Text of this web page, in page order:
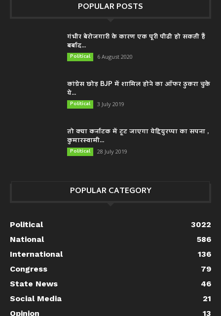
POPULAR POSTS
गंभीर बेरोजगारी के कारण एक पूरी पीढी हो सकती हैं
बर्बाद...
Political 6 August 2020
कांग्रेस छोड़ BJP में शामिल होने का ऑफर ठुकरा चुके
ये...
Political 3 July 2019
तो क्या कर्नाटक में टूट जाएगा येद्दियुरप्पा का सपना ,
कुमारस्वामी...
Political 28 July 2019
POPULAR CATEGORY
Political
3022
National
586
International
136
Congress
79
State News
46
Social Media
21
Opinion
13